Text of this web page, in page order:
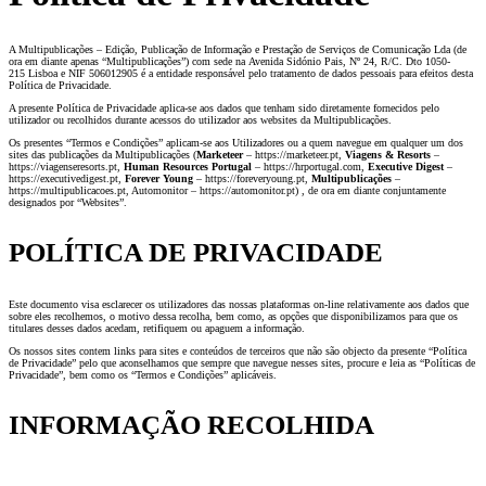
A Multipublicações – Edição, Publicação de Informação e Prestação de Serviços de Comunicação Lda (de
ora em diante apenas “Multipublicações”) com sede naAvenida Sidónio Pais, Nº 24, R/C. Dto 1050-
215 Lisboa e NIF 506012905 é a entidade responsável pelo tratamento de dados pessoais para efeitos desta
Política de Privacidade.
A presente Política de Privacidade aplica-se aos dados que tenham sido diretamente fornecidos pelo
utilizador ou recolhidos durante acessos do utilizador aos websites da Multipublicações.
Os presentes “Termos e Condições” aplicam-se aos Utilizadores ou a quem navegue em qualquer um dos
sites das publicações da Multipublicações (Marketeer– https://marketeer.pt, Viagens & Resorts –
https://viagenseresorts.pt, Human Resources Portugal – https://hrportugal.com, Executive Digest–
https://executivedigest.pt, Forever Young – https://foreveryoung.pt, Multipublicações –
https://multipublicacoes.pt, Automonitor – https://automonitor.pt) , de ora em diante conjuntamente
designados por “Websites”.
POLÍTICA DE PRIVACIDADE
Este documento visa esclarecer os utilizadores das nossas plataformas on-line relativamente aos dados que
sobre eles recolhemos, o motivo dessa recolha, bem como, as opções que disponibilizamos para que os
titulares desses dados acedam, retifiquem ou apaguem a informação.
Os nossos sites contem links para sites e conteúdos de terceiros que não são objecto da presente “Política
de Privacidade” pelo que aconselhamos que sempre que navegue nesses sites, procure e leia as “Políticas de
Privacidade”, bem como os “Termos e Condições” aplicáveis.
INFORMAÇÃO RECOLHIDA